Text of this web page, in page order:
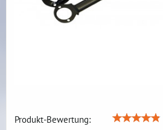
Produkt-Bewertung: